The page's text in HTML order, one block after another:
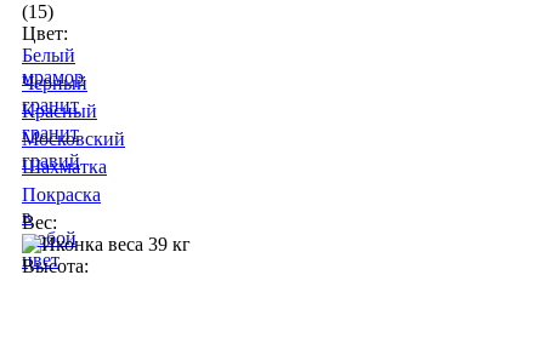
(15)
Цвет:
Белый
мрамор
Черный
гранит
Красный
гранит
Московский
гравий
Шахматка
Покраска
в
любой
цвет
Вес:
39 кг
Высота: